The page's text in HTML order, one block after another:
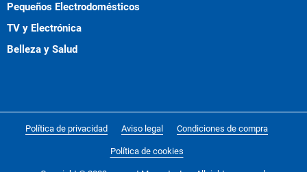
Pequeños Electrodomésticos
TV y Electrónica
Belleza y Salud
Política de privacidad Aviso legal Condiciones de compra
Política de cookies